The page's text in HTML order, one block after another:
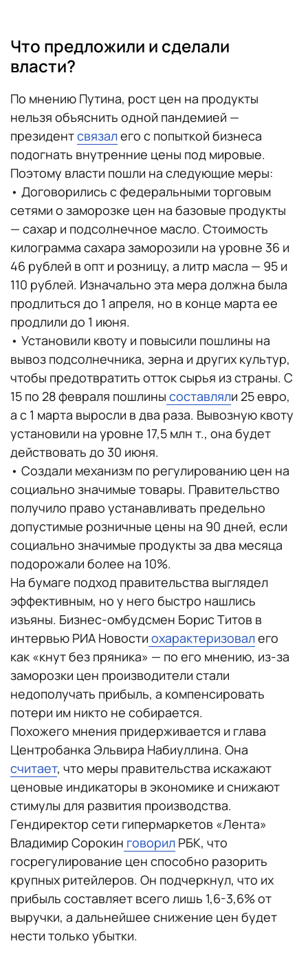
Что предложили и сделали
власти?
По мнению Путина, рост цен на продукты
нельзя объяснить одной пандемией —
президентсвязалего с попыткой бизнеса
подогнать внутренние цены под мировые.
Поэтому власти пошли на следующие меры:
• Договорились с федеральными торговым
сетями о заморозке цен на базовые продукты
— сахар и подсолнечное масло. Стоимость
килограмма сахара заморозили на уровне 36 и
46 рублей в опт и розницу, а литр масла — 95 и
110 рублей. Изначально эта мера должна была
продлиться до 1 апреля, но в конце марта ее
продлили до 1 июня.
• Установили квоту и повысили пошлины на
вывоз подсолнечника, зерна и других культур,
чтобы предотвратить отток сырья из страны. С
15 по 28 февраля пошлины составляли 25 евро,
а с 1 марта выросли в два раза. Вывозную квоту
установили на уровне 17,5 млн т., она будет
действовать до 30 июня.
• Создали механизм по регулированию цен на
социально значимые товары. Правительство
получило право устанавливать предельно
допустимые розничные цены на 90 дней, если
социально значимые продукты за два месяца
подорожали более на 10%.
На бумаге подход правительства выглядел
эффективным, но у него быстро нашлись
изъяны. Бизнес-омбудсмен Борис Титов в
интервью РИА Новости охарактеризовалего
как «кнут без пряника» — по его мнению, из-за
заморозки цен производители стали
недополучать прибыль, а компенсировать
потери им никто не собирается.
Похожего мнения придерживается и глава
Центробанка Эльвира Набиуллина. Она
считает, что меры правительства искажают
ценовые индикаторы в экономике и снижают
стимулы для развития производства.
Гендиректор сети гипермаркетов «Лента»
Владимир Сорокин говорил РБК, что
госрегулирование цен способно разорить
крупных ритейлеров. Он подчеркнул, что их
прибыль составляет всего лишь 1,6-3,6% от
выручки, а дальнейшее снижение цен будет
нести только убытки.